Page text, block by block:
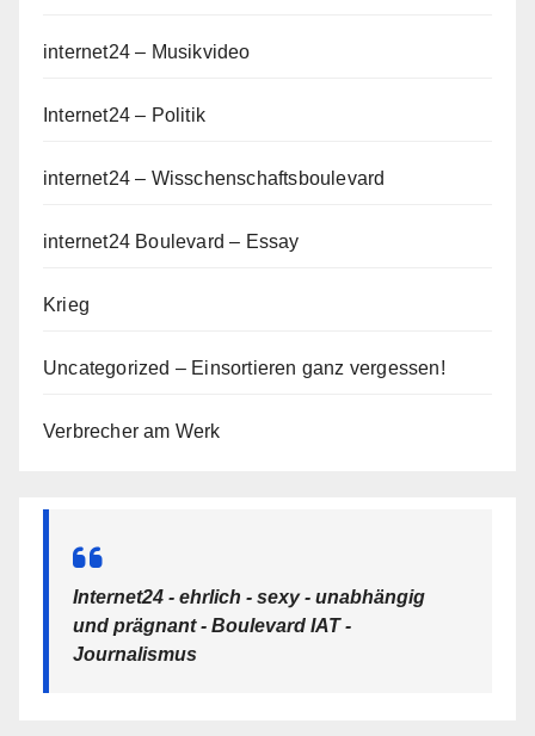
internet24 – Musikvideo
Internet24 – Politik
internet24 – Wisschenschaftsboulevard
internet24 Boulevard – Essay
Krieg
Uncategorized – Einsortieren ganz vergessen!
Verbrecher am Werk
Internet24 - ehrlich - sexy - unabhängig
und prägnant - Boulevard IAT -
Journalismus